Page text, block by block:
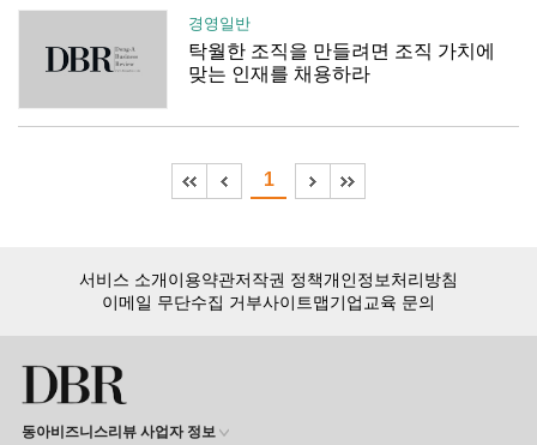
경영일반
탁월한 조직을 만들려면 조직 가치에
맞는 인재를 채용하라
1
서비스 소개이용약관저작권 정책개인정보처리방침
이메일 무단수집 거부사이트맵기업교육 문의
동아비즈니스리뷰 사업자 정보